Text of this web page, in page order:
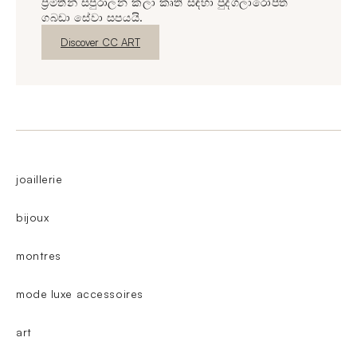
ගබඩා සේවා සපයයි.
නව කවුළුව
Discover CC ART
joaillerie
bijoux
montres
mode luxe accessoires
art